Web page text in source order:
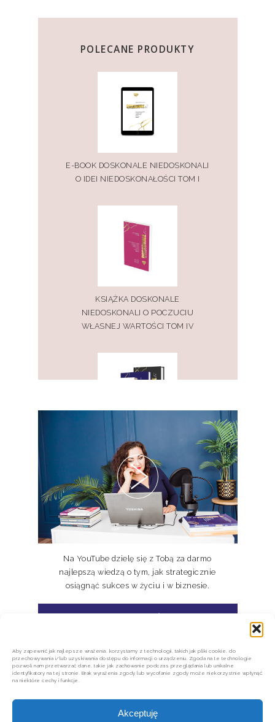
Aby zapewnić jak najlepsze wrażenia, korzystamy z technologii, takich jak pliki cookie, do
przechowywania i/lub uzyskiwania dostępu do informacji o urządzeniu. Zgoda na te technologie
pozwoli nam przetwarzać dane, takie jak zachowanie podczas przeglądania lub unikalne
identyfikatory na tej stronie. Brak wyrażenia zgody lub wycofanie zgody może niekorzystnie wpłynąć
na niektóre cechy i funkcje.
Akceptuję
POLECANE PRODUKTY
E-BOOK DOSKONALE NIEDOSKONALI
O IDEI NIEDOSKONAŁOŚCI TOM I
KSIĄŻKA DOSKONALE
NIEDOSKONALI O POCZUCIU
WŁASNEJ WARTOŚCI TOM IV
PAKIET KSIĄŻEK DOSKONALE
NIEDOSKONALI TOM I, II, III
Na YouTube dzielę się z Tobą za darmo
najlepszą wiedzą o tym, jak strategicznie
osiągnąć sukces w życiu i w biznesie.